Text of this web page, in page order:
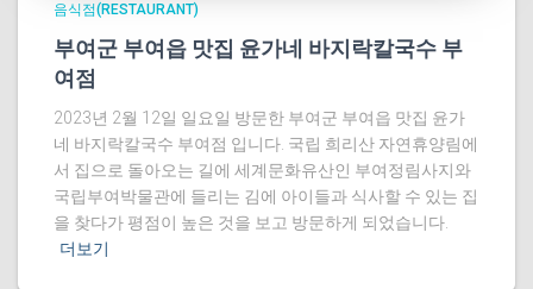
음식점(RESTAURANT)
부여군 부여읍 맛집 윤가네 바지락칼국수 부
여점
2023년 2월 12일 일요일 방문한 부여군 부여읍 맛집 윤가
네 바지락칼국수 부여점 입니다. 국립 희리산 자연휴양림에
서 집으로 돌아오는 길에 세계문화유산인 부여정림사지와
국립부여박물관에 들리는 김에 아이들과 식사할 수 있는 집
을 찾다가 평점이 높은 것을 보고 방문하게 되었습니다.
더보기